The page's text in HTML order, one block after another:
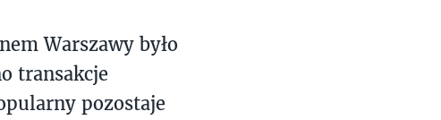
Warszawy było
transakcje
pozostaje